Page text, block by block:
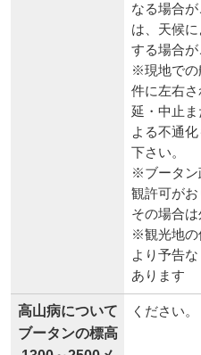
なる場合
は、天候
する場合が
※現地での
件に左右
延・中止
よる不通
下さい。
※ブータン
観許可がお
その場合
※観光地の
より予告
あります
高山病について
ブータンの標高
ください。